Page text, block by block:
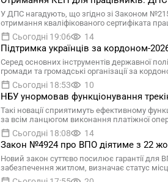
У ДПС нагадують, що згідно зі Законом
отримання кваліфікованого сертифіката
Сьогодні 19:06 14
Підтримка українців за кордоном-
Серед основних інструментів державної
громади та громадські організації за
Сьогодні 18:53 10
НБУ унормовав функціонування
Такі новації сприятимуть ефективному
за всім ланцюгом виконання платіжної
Сьогодні 18:08 14
Закон №4924 про ВПО діятиме з 22
Новий закон суттєво посилює гарантії для
забезпечення житлом, визначає статус